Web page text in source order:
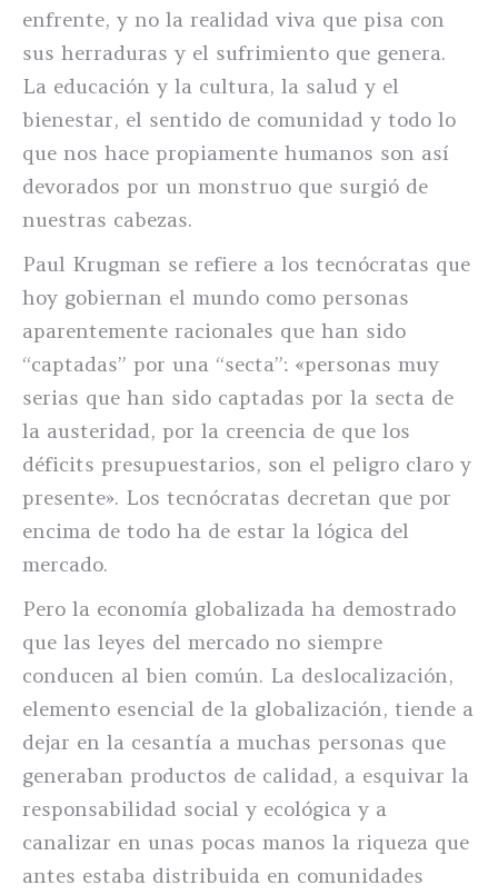
enfrente, y no la realidad viva que pisa con
sus herraduras y el sufrimiento que genera.
La educación y la cultura, la salud y el
bienestar, el sentido de comunidad y todo lo
que nos hace propiamente humanos son así
devorados por un monstruo que surgió de
nuestras cabezas.
Paul Krugman se refiere a los tecnócratas que
hoy gobiernan el mundo como personas
aparentemente racionales que han sido
“captadas” por una “secta”: «personas muy
serias que han sido captadas por la secta de
la austeridad, por la creencia de que los
déficits presupuestarios, son el peligro claro y
presente». Los tecnócratas decretan que por
encima de todo ha de estar la lógica del
mercado.
Pero la economía globalizada ha demostrado
que las leyes del mercado no siempre
conducen al bien común. La deslocalización,
elemento esencial de la globalización, tiende a
dejar en la cesantía a muchas personas que
generaban productos de calidad, a esquivar la
responsabilidad social y ecológica y a
canalizar en unas pocas manos la riqueza que
antes estaba distribuida en comunidades